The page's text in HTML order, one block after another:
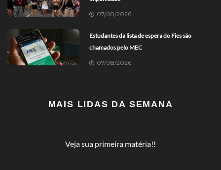
07/08/2026
Estudantes da lista de espera do Fies são
chamados pelo MEC
07/08/2026
MAIS LIDAS DA SEMANA
Veja sua primeira matéria!!